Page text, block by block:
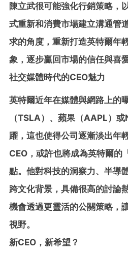
陳立武很可能強化行銷策略，
式重新和消費市場建立溝通管
求的角度，重新打造英特爾年
象，逐步贏回市場的信任與喜愛
社交媒體時代的CEO魅力
英特爾近年在媒體與網路上的
（TSLA）、蘋果（AAPL）
躍，這也使得公司逐漸淡出年
CEO，或許也將成為英特爾的
點。他對科技的洞察力、半導
跨文化背景，具備很高的討論
機會透過更靈活的公關策略，
視野。
新CEO，新希望？